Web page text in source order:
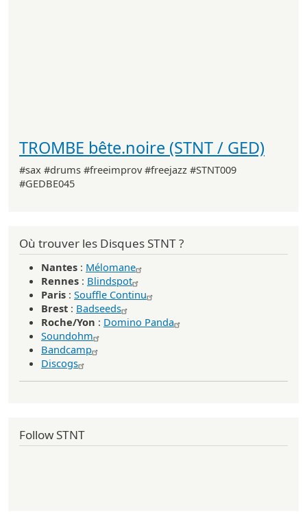
TROMBE bête.noire (STNT / GED)
#sax #drums #freeimprov #freejazz #STNT009
#GEDBE045
Où trouver les Disques STNT ?
Nantes : Mélomane
Rennes : Blindspot
Paris : Souffle Continu
Brest : Badseeds
Roche/Yon : Domino Panda
Soundohm
Bandcamp
Discogs
Follow STNT